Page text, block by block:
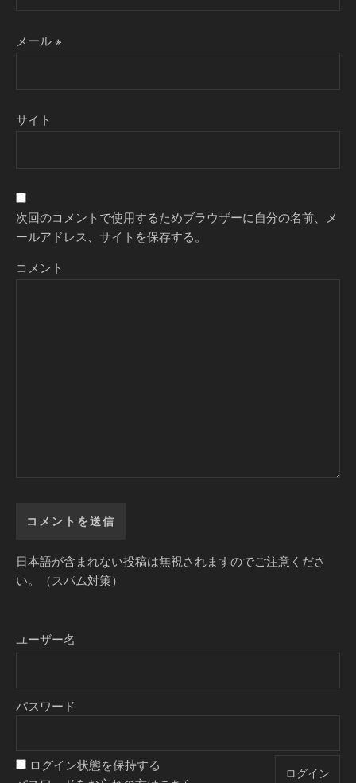
メール※
サイト
次回のコメントで使用するためブラウザーに自分の名前、メ
ールアドレス、サイトを保存する。
コメント
日本語が含まれない投稿は無視されますのでご注意くださ
い。（スパム対策）
ユーザー名
パスワード
ログイン状態を保持する